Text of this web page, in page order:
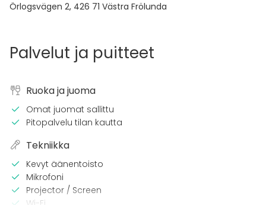
Örlogsvägen 2, 426 71 Västra Frölunda
Palvelut ja puitteet
Ruoka ja juoma
Omat juomat sallittu
Pitopalvelu tilan kautta
Tekniikka
Kevyt äänentoisto
Mikrofoni
Projector / Screen